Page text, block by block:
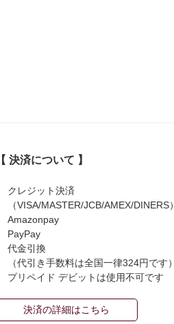
【 決済について 】
クレジット決済
（VISA/MASTER/JCB/AMEX/DINERS）
Amazonpay
PayPay
代金引換
（代引き手数料は全国一律324円です）
プリペイド デビットは使用不可です
決済の詳細はこちら